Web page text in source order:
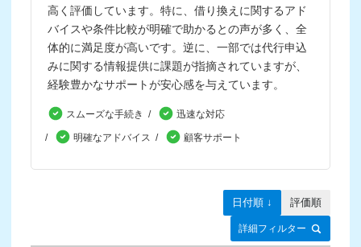
高く評価しています。特に、借り換えに関するアド
バイスや条件比較が明確で助かるとの声が多く、全
体的に満足度が高いです。逆に、一部では代行申込
みに関する情報提供に課題が指摘されていますが、
経験豊かなサポートが安心感を与えています。
スムーズな手続き 迅速な対応
明確なアドバイス 顧客サポート
詳細フィルター
日付順 ↓ 評価順